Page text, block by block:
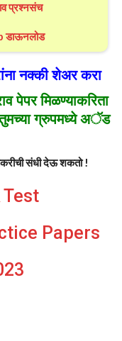
प्रश्नसंच
डाऊनलोड
नक्की शेअर करा
पेपर मिळण्याकरिता
ग्रुपमध्ये अॅड
संधी देऊ शकतो !
Papers